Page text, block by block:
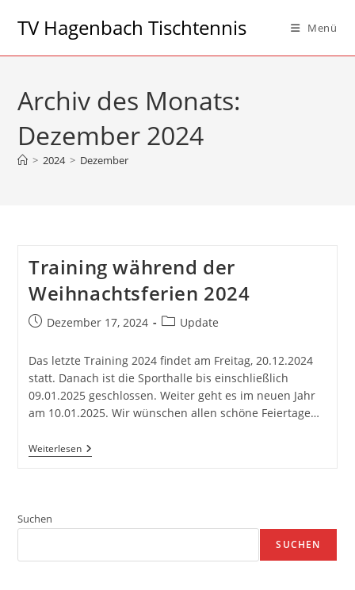
InhaltTV Hagenbach Tischtennis Menü
Archiv des Monats:
Dezember 2024
> 2024 > Dezember
Training während der
Weihnachtsferien 2024
BeitragDezember 17, 2024
Beitrags-
Update
Das letzte Training 2024 findet am Freitag, 20.12.2024
statt. Danach ist die Sporthalle bis einschließlich
09.01.2025 geschlossen. Weiter geht es im neuen Jahr
am 10.01.2025. Wir wünschen allen schöne Feiertage…
WeiterlesenTraining
Während
Suchen
SUCHEN